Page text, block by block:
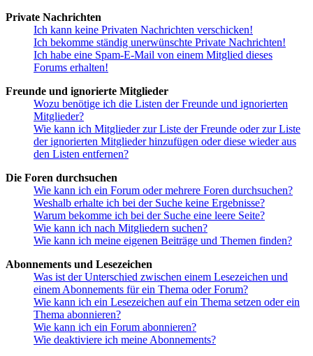
Private Nachrichten
Ich kann keine Privaten Nachrichten verschicken!
Ich bekomme ständig unerwünschte Private Nachrichten!
Ich habe eine Spam-E-Mail von einem Mitglied dieses
Forums erhalten!
Freunde und ignorierte Mitglieder
Wozu benötige ich die Listen der Freunde und ignorierten
Mitglieder?
Wie kann ich Mitglieder zur Liste der Freunde oder zur Liste
der ignorierten Mitglieder hinzufügen oder diese wieder aus
den Listen entfernen?
Die Foren durchsuchen
Wie kann ich ein Forum oder mehrere Foren durchsuchen?
Weshalb erhalte ich bei der Suche keine Ergebnisse?
Warum bekomme ich bei der Suche eine leere Seite?
Wie kann ich nach Mitgliedern suchen?
Wie kann ich meine eigenen Beiträge und Themen finden?
Abonnements und Lesezeichen
Was ist der Unterschied zwischen einem Lesezeichen und
einem Abonnements für ein Thema oder Forum?
Wie kann ich ein Lesezeichen auf ein Thema setzen oder ein
Thema abonnieren?
Wie kann ich ein Forum abonnieren?
Wie deaktiviere ich meine Abonnements?